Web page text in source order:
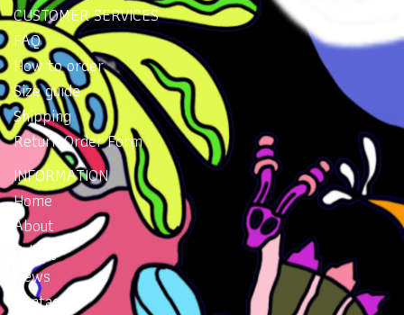
CUSTOMER SERVICES
FAQ
How to order
Size guide
Shipping
Return Order Form
INFORMATION
Home
About
Gallery
News
Contacts